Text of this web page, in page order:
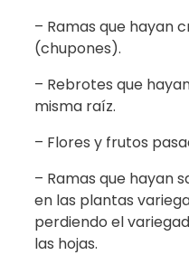
– Ramas que hayan
(chupones).
– Rebrotes que
misma raíz.
– Flores y frutos
– Ramas que hayan
en las plantas
perdiendo el
las hojas.